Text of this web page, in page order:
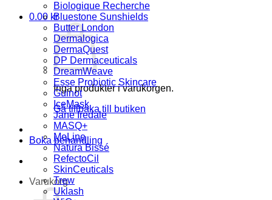
0.00 kr
Inga produkter i varukorgen.
Gå tillbaka till butiken
Boka behandling
Varukorg
Biologique Recherche
Bluestone Sunshields
Butter London
Dermalogica
DermaQuest
DP Dermaceuticals
DreamWeave
Esse Probiotic Skincare
Guinot
IceMask
Jane Iredale
MASQ+
MeLine
Natura Bissé
RefectoCil
SkinCeuticals
Trew
Uklash